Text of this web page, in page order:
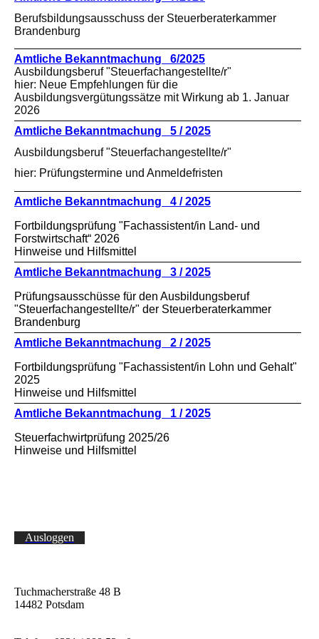
Berufsbildungsausschuss der Steuerberaterkammer
Brandenburg
Amtliche Bekanntmachung 6/2025
Ausbildungsberuf "Steuerfachangestellte/r"
hier: Neue Empfehlungen für die
Ausbildungsvergütungssätze mit Wirkung ab 1. Januar
2026
Amtliche Bekanntmachung 5 / 2025
Ausbildungsberuf "Steuerfachangestellte/r"
hier: Prüfungstermine und Anmeldefristen
Amtliche Bekanntmachung 4 / 2025
Fortbildungsprüfung "Fachassistent/in Land- und
Forstwirtschaft“ 2026
Hinweise und Hilfsmittel
Amtliche Bekanntmachung 3 / 2025
Prüfungsausschüsse für den Ausbildungsberuf
"Steuerfachangestellte/r" der Steuerberaterkammer
Brandenburg
Amtliche Bekanntmachung 2 / 2025
Fortbildungsprüfung "Fachassistent/in Lohn und Gehalt"
2025
Hinweise und Hilfsmittel
Amtliche Bekanntmachung 1 / 2025
Steuerfachwirtprüfung 2025/26
Hinweise und Hilfsmittel
Ausloggen
Tuchmacherstraße 48 B
14482 Potsdam